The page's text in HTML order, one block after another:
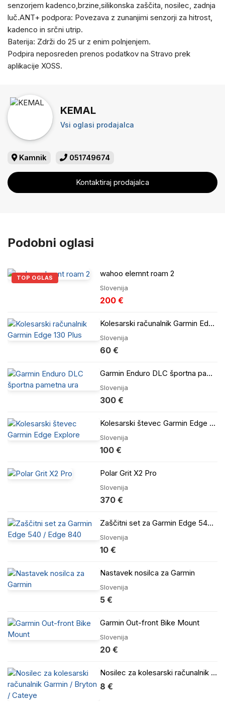
senzorjem kadenco,brzine,silikonska zaščita, nosilec, zadnja
luč.ANT+ podpora: Povezava z zunanjimi senzorji za hitrost,
kadenco in srčni utrip.
Baterija: Zdrži do 25 ur z enim polnjenjem.
Podpira neposreden prenos podatkov na Stravo prek
aplikacije XOSS.
KEMAL
Vsi oglasi prodajalca
Kamnik 051749674
Kontaktiraj prodajalca
Podobni oglasi
TOP OGLAS wahoo elemnt roam 2
Slovenija
200 €
Kolesarski računalnik Garmin Edge 130 Plus
Slovenija
60 €
Garmin Enduro DLC športna pametna ura
Slovenija
300 €
Kolesarski števec Garmin Edge Explore
Slovenija
100 €
Polar Grit X2 Pro
Slovenija
370 €
Zaščitni set za Garmin Edge 540 / Edge 840
Slovenija
10 €
Nastavek nosilca za Garmin
Slovenija
5 €
Garmin Out-front Bike Mount
Slovenija
20 €
Nosilec za kolesarski računalnik Garmin / Bryton / Cateye
8 €